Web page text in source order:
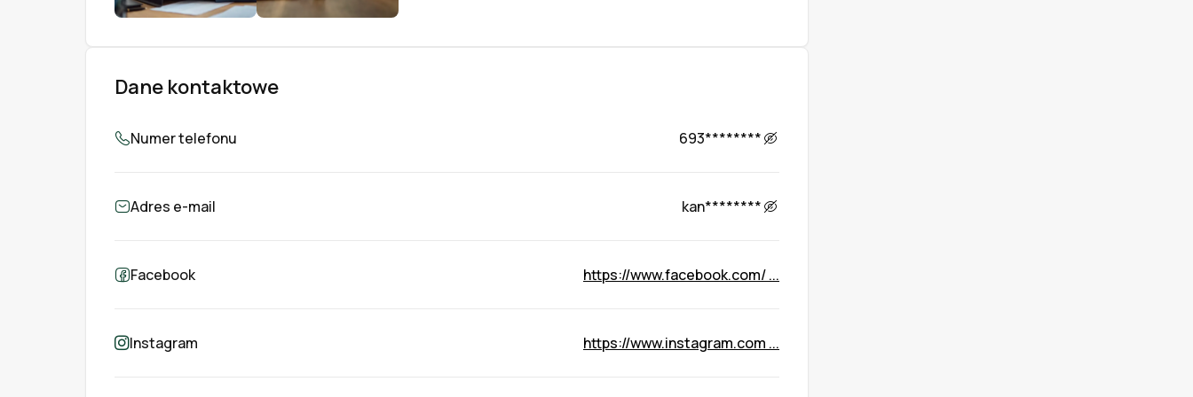
Dane kontaktowe
Numer telefonu 693********
Adres e-mail kan********
Facebook https://www.facebook.com/ ...
Instagram https://www.instagram.com ...